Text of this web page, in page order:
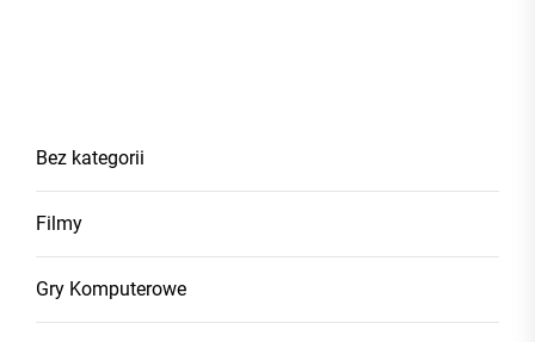
Bez kategorii
Filmy
Gry Komputerowe